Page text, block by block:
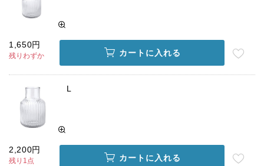
1,650円
残りわずか カートに入れる
L
2,200円
残り1点 カートに入れる